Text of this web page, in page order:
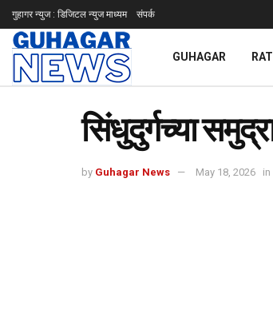
गुहागर न्युज : डिजिटल न्युज माध्यम संपर्क
GUHAGAR
सिंधुदुर्गच्या
by Guhagar News May 18, 2026 in